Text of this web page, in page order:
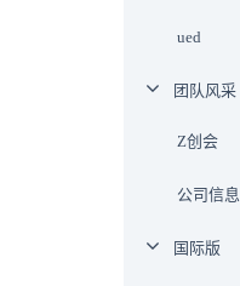
ued
团队风采
Z创会
公司信息
国际版